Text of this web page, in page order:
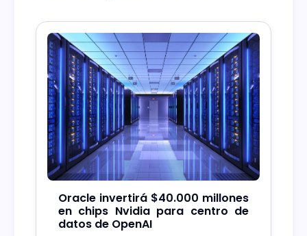
Oracle invertirá $40.000 millones
en chips Nvidia para centro de
datos de OpenAI